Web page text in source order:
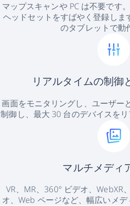
マップスキャンや PC は不要です
ヘッドセットをすばやく登録し
のタブレットで動
リアルタイムの制御
画面をモニタリングし、ユーザー
制御し、最大 30 台のデバイスをリ
マルチメディ
VR、MR、360° ビデオ、WebXR
オ、Web ページなど、幅広いメデ